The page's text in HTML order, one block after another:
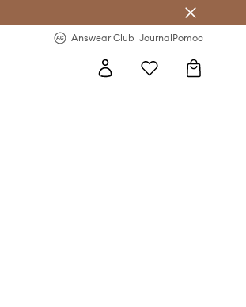
Answear Club JournalPomoc